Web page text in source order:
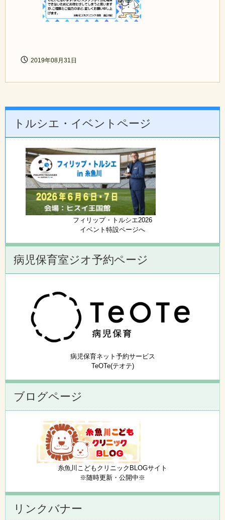
2019年08月31日
トルシエ・イベントページ
フィリップ・トルシエ2026
イベント特設ページへ
病児保育室ジオ予約ページ
病児保育ネット予約サービス
TeOTe(テオテ)
ブログページ
糸魚川こどもクリニックBLOGサイト
※随時更新・公開中※
リンクバナー